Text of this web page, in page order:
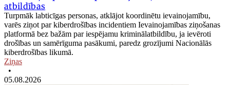
atbildības
Turpmāk labticīgas personas, atklājot koordinētu ievainojamību,
varēs ziņot par kiberdrošības incidentiem Ievainojamības ziņošanas
platformā bez bažām par iespējamu kriminālatbildību, ja ievēroti
drošības un samērīguma pasākumi, paredz grozījumi Nacionālās
kiberdrošības likumā.
Ziņas
•
05.08.2026